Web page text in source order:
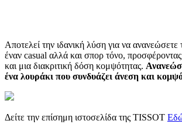
Αποτελεί την ιδανική λύση για να ανανεώσετε
έναν casual αλλά και σπορ τόνο,
και μια διακριτική δόση κομψότητας.
ένα λουράκι που συνδυάζει άνεση και
Δείτε την επίσημη ιστοσελίδα της TISSOT